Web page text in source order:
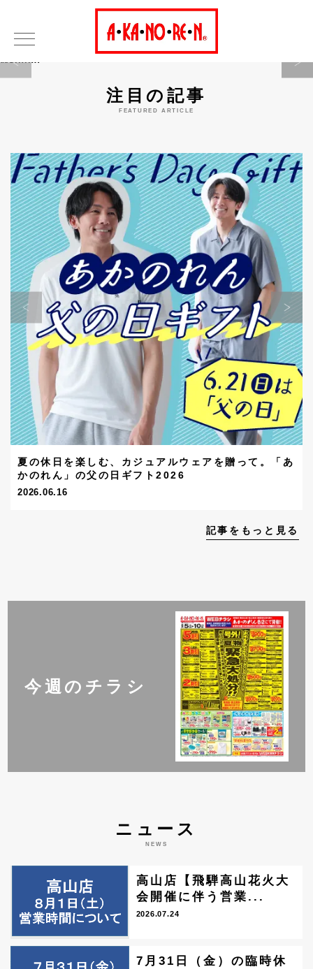
Warning
注目の記事
FEATURED ARTICLE
夏の休日を楽しむ、カジュアルウェアを贈って。「あ
かのれん」の父の日ギフト2026
2026.06.16
記事をもっと見る
今週のチラシ
ニュース
NEWS
高山店【飛騨高山花火大
会開催に伴う営業...
2026.07.24
7月31日（金）の臨時休